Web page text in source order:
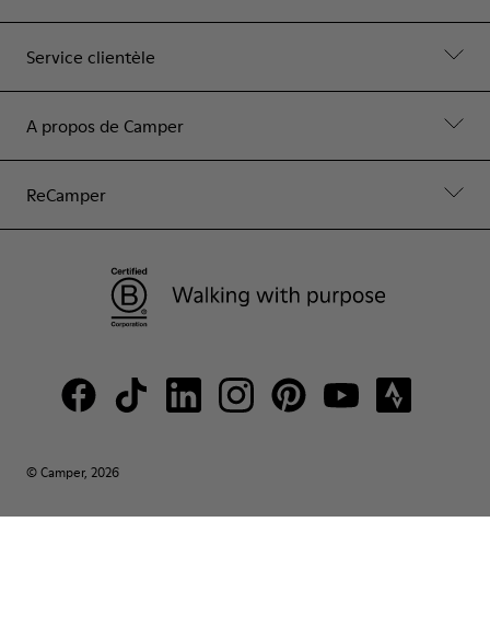
Service clientèle
A propos de Camper
ReCamper
© Camper, 2026